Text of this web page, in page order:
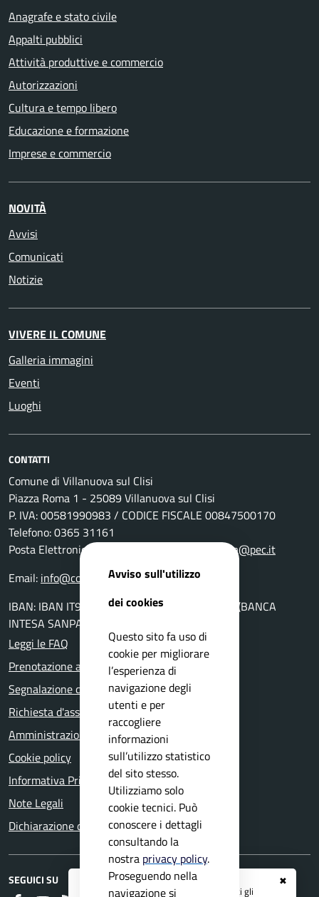
✖
Registrati ai serviziAPP IO e ricevi tutti gli
Anagrafe e stato civile
Appalti pubblici
Attività produttive e commercio
Autorizzazioni
Cultura e tempo libero
Educazione e formazione
Imprese e commercio
NOVITÀ
Avvisi
Comunicati
Notizie
VIVERE IL COMUNE
Galleria immagini
Eventi
Luoghi
CONTATTI
Comune di Villanuova sul Clisi
Piazza Roma 1 - 25089 Villanuova sul Clisi
P. IVA: 00581990983 / CODICE FISCALE 00847500170
Telefono: 0365 31161
Posta Elettronica Certificata:
comunevillanuova@pec.it
Email: info@comune.villanuova-sul-clisi.bs.it
IBAN: IBAN IT94K0306954560100000046010 (BANCA
INTESA SANPAOLO AG. DI GAVARDO)
Leggi le FAQ
Prenotazione appuntamento
Segnalazione disservizio
Richiesta d'assistenza
Amministrazione trasparente
Cookie policy
Informativa Privacy
Note Legali
Dichiarazione di accessibilità
SEGUICI SU
Avviso sull'utilizzo
dei cookies
Questo sito fa uso di
cookie per migliorare
l’esperienza di
navigazione degli
utenti e per
raccogliere
informazioni
sull’utilizzo statistico
del sito stesso.
Utilizziamo solo
cookie tecnici. Può
conoscere i dettagli
consultando la
nostra privacy policy.
Proseguendo nella
navigazione si